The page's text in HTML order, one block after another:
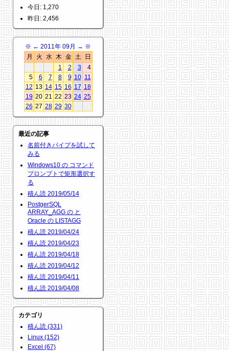
今日: 1,270
昨日: 2,456
※ ← 2011年 09月 → ※
月
火 水 木 金 土
日
1
2 3
4
5
6 7 8 9 10 11
12 13 14 15 16 17 18
19 20 21 22 23 24 25
26 27 28 29 30
最近の記事
名前付きパイプを試して
みる
Windows10 の コマンド
プロンプトで矩形選択す
る
積ん読 2019/05/14
PostgerSQL
ARRAY_AGG の と
Oracle の LISTAGG
積ん読 2019/04/24
積ん読 2019/04/23
積ん読 2019/04/18
積ん読 2019/04/12
積ん読 2019/04/11
積ん読 2019/04/08
カテゴリ
積ん読 (331)
Linux (152)
Excel (67)